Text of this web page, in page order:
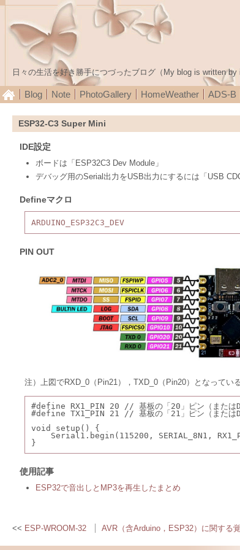
日々の生活を好き勝手につづったブログ（My blog is written by
Blog Note PhotoGallery HomeWeather ADS-B
ESP32-C3 Super Mini
IDE設定
ボードは「ESP32C3 Dev Module」
デバッグ用のSerial出力をUSB出力にするには「USB
Defineマクロ
ARDUINO_ESP32C3_DEV
PIN OUT
注）上図でRXD_0（Pin21），TXD_0（Pin20）となって
#define RX1_PIN 20 // 基板の「20」ピン（または
#define TX1_PIN 21 // 基板の「21」ピン（または
void setup() {
Serial1.begin(115200, SERIAL_8N1,
}
使用記事
ESP32で音出しとMP3を再生したまとめ
ESP-WROOM-32 AVR（含Arduino，ESP32）に関する